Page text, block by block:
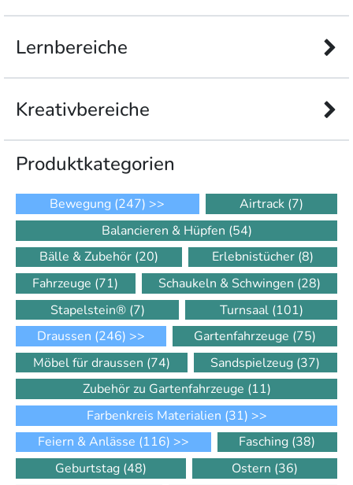
Lernbereiche
Kreativbereiche
Produkt­kategorien
Bewegung (247) >> Airtrack (7)
Balancieren & Hüpfen (54)
Bälle & Zubehör (20) Erlebnistücher (8)
Fahrzeuge (71) Schaukeln & Schwingen (28)
Stapelstein® (7) Turnsaal (101)
Draussen (246) >> Gartenfahrzeuge (75)
Möbel für draussen (74) Sandspielzeug (37)
Zubehör zu Gartenfahrzeuge (11)
Farbenkreis Materialien (31) >>
Feiern & Anlässe (116) >> Fasching (38)
Geburtstag (48) Ostern (36)